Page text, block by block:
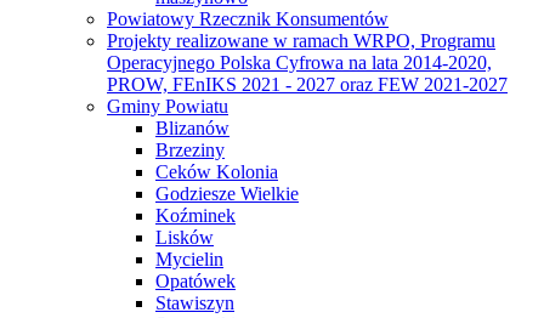
Powiatowy Rzecznik Konsumentów
Projekty realizowane w ramach WRPO, Programu
Operacyjnego Polska Cyfrowa na lata 2014-2020,
PROW, FEnIKS 2021 - 2027 oraz FEW 2021-2027
Gminy Powiatu
Blizanów
Brzeziny
Ceków Kolonia
Godziesze Wielkie
Koźminek
Lisków
Mycielin
Opatówek
Stawiszyn